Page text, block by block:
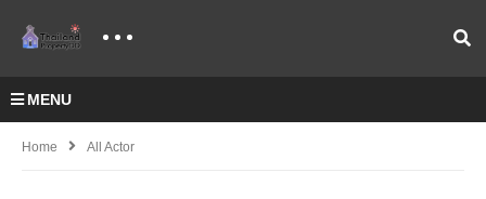
MENU
Home All Actor